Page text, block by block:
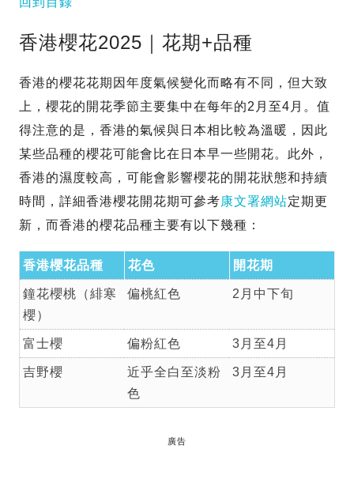
香港櫻花2025｜花期+品種
香港的櫻花花期因年度氣候變化而略有不同，但大致
上，櫻花的開花季節主要集中在每年的2月至4月。值
得注意的是，香港的氣候與日本相比較為溫暖，因此
某些品種的櫻花可能會比在日本早一些開花。此外，
香港的濕度較高，可能會影響櫻花的開花狀態和持續
時間，詳細香港櫻花開花期可參考康文署網站定期更
新，而香港的櫻花品種主要有以下幾種：
香港櫻花品種 花色 開花期
鐘花櫻桃（緋寒
櫻）
偏桃紅色 2月中下旬
富士櫻 偏粉紅色 3月至4月
吉野櫻
近乎全白至淡粉
色
3月至4月
廣告